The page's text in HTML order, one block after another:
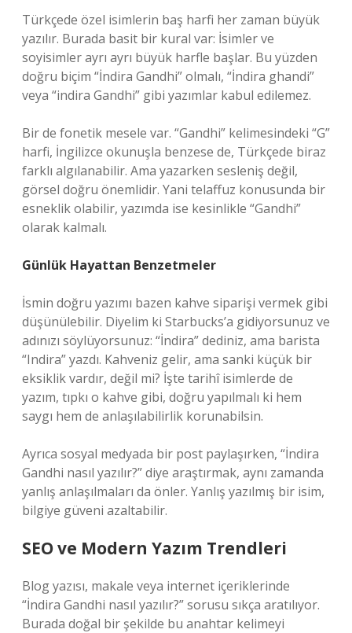
Türkçede özel isimlerin baş harfi her zaman büyük
yazılır. Burada basit bir kural var: İsimler ve
soyisimler ayrı ayrı büyük harfle başlar. Bu yüzden
doğru biçim “İndira Gandhi” olmalı, “İndira ghandi”
veya “indira Gandhi” gibi yazımlar kabul edilemez.
Bir de fonetik mesele var. “Gandhi” kelimesindeki “G”
harfi, İngilizce okunuşla benzese de, Türkçede biraz
farklı algılanabilir. Ama yazarken sesleniş değil,
görsel doğru önemlidir. Yani telaffuz konusunda bir
esneklik olabilir, yazımda ise kesinlikle “Gandhi”
olarak kalmalı.
Günlük Hayattan Benzetmeler
İsmin doğru yazımı bazen kahve siparişi vermek gibi
düşünülebilir. Diyelim ki Starbucks’a gidiyorsunuz ve
adınızı söylüyorsunuz: “İndira” dediniz, ama barista
“Indira” yazdı. Kahveniz gelir, ama sanki küçük bir
eksiklik vardır, değil mi? İşte tarihî isimlerde de
yazım, tıpkı o kahve gibi, doğru yapılmalı ki hem
saygı hem de anlaşılabilirlik korunabilsin.
Ayrıca sosyal medyada bir post paylaşırken, “İndira
Gandhi nasıl yazılır?” diye araştırmak, aynı zamanda
yanlış anlaşılmaları da önler. Yanlış yazılmış bir isim,
bilgiye güveni azaltabilir.
SEO ve Modern Yazım Trendleri
Blog yazısı, makale veya internet içeriklerinde
“İndira Gandhi nasıl yazılır?” sorusu sıkça aratılıyor.
Burada doğal bir şekilde bu anahtar kelimeyi